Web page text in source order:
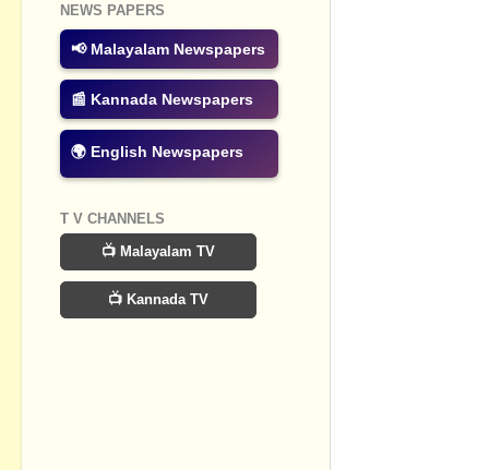
NEWS PAPERS
📢 Malayalam Newspapers
📰 Kannada Newspapers
🌍 English Newspapers
T V CHANNELS
📺 Malayalam TV
📺 Kannada TV